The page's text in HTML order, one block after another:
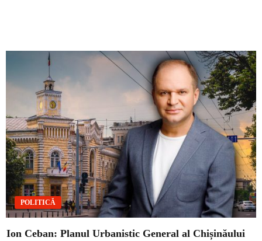
POLITICĂ
Ion Ceban: Planul Urbanistic General al Chișinăului